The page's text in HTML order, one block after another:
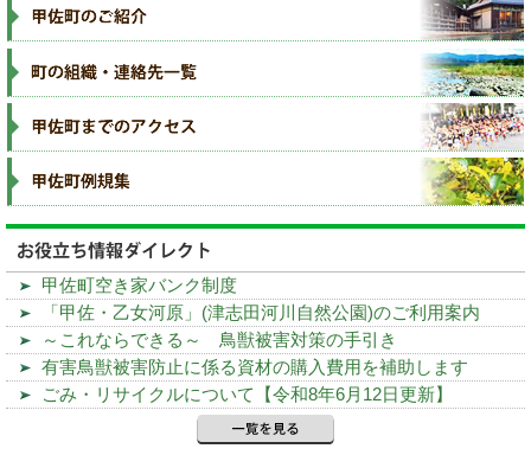
甲佐町空き家バンク制度
「甲佐・乙女河原」(津志田河川自然公園)のご利用案内
～これならできる～ 鳥獣被害対策の手引き
有害鳥獣被害防止に係る資材の購入費用を補助します
ごみ・リサイクルについて【令和8年6月12日更新】